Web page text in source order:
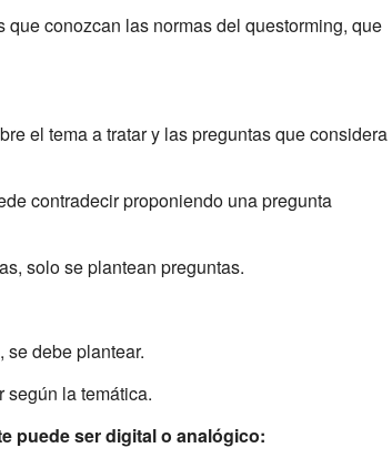
conozcan las normas del questorming, que
el tema a tratar y las preguntas que considera
contradecir proponiendo una pregunta
solo se plantean preguntas.
se debe plantear.
según la temática.
puede ser digital o analógico: